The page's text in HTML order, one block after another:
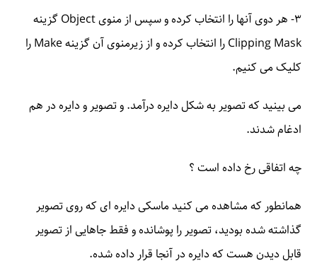
۳- هر دوی آنها را انتخاب کرده و سپس از منوی Object گزینه
Clipping Mask را انتخاب کرده و از زیرمنوی آن گزینه Make را
کلیک می کنیم.
می بینید که تصویر به شکل دایره درآمد. و تصویر و دایره در هم
ادغام شدند.
چه اتفاقی رخ داده است ؟
همانطور که مشاهده می کنید ماسکی دایره ای که روی تصویر
گذاشته شده بودید، تصویر را پوشانده و فقط جاهایی از تصویر
قابل دیدن هست که دایره در آنجا قرار داده شده.